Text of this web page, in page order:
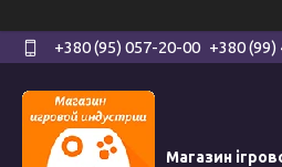
+380 (95) 057-20-00 +380
Магазин